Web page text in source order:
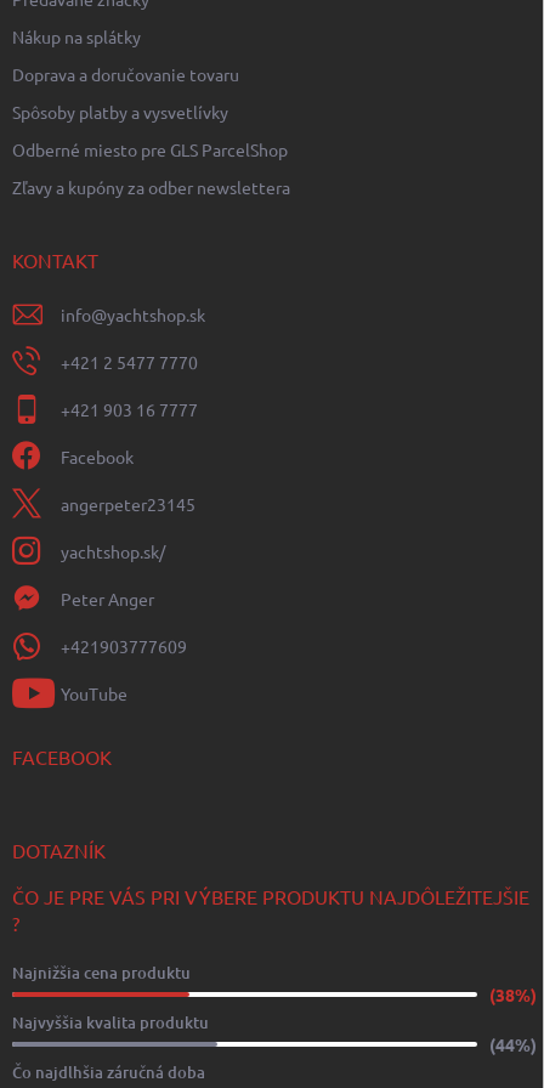
Nákup na splátky
Doprava a doručovanie tovaru
Spôsoby platby a vysvetlívky
Odberné miesto pre GLS ParcelShop
Zľavy a kupóny za odber newslettera
KONTAKT
info@yachtshop.sk
+421 2 5477 7770
+421 903 16 7777
Facebook
angerpeter23145
yachtshop.sk/
Peter Anger
+421903777609
YouTube
FACEBOOK
DOTAZNÍK
ČO JE PRE VÁS PRI VÝBERE PRODUKTU NAJDÔLEŽITEJŠIE
?
Najnižšia cena produktu
(38%)
Najvyššia kvalita produktu
(44%)
Čo najdlhšia záručná doba